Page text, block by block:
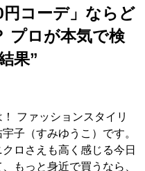
円コーデ」ならど
プロが本気で検
果”
ファッションスタイリ
子（すみゆうこ）です。
ロさえも高く感じる今日
もっと身近で買うなら、